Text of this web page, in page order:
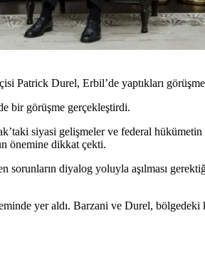
Patrick Durel, Erbil’de yaptıkları
bir görüşme gerçekleştirdi.
siyasi gelişmeler ve federal
önemine dikkat çekti.
diyalog yoluyla aşılması
yer aldı. Barzani ve Durel,